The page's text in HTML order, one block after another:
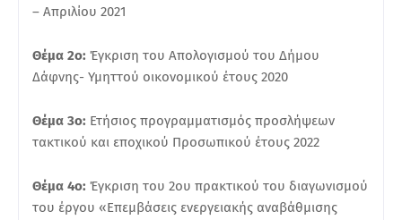
– Απριλίου 2021
Θέμα 2ο: Έγκριση του Απολογισμού του Δήμου
Δάφνης- Υμηττού οικονομικού έτους 2020
Θέμα 3ο: Ετήσιος προγραμματισμός προσλήψεων
τακτικού και εποχικού Προσωπικού έτους 2022
Θέμα 4ο: Έγκριση του 2ου πρακτικού του διαγωνισμού
του έργου «Επεμβάσεις ενεργειακής αναβάθμισης